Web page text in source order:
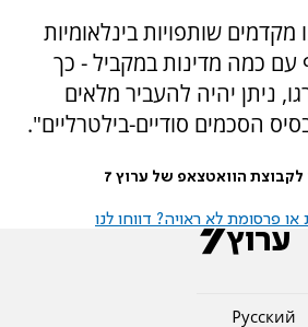
שותפויות בינלאומיות
עם כמה מדינות במקביל - כך
ניתן יהיה להעביר מלאים
הסכמים סודיים-בילטרליים".
הוואטצאפ של ערוץ 7
פרסומת לא ראויה? דווחו לנו
Pусский